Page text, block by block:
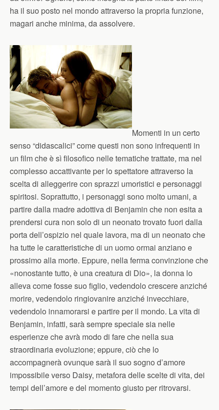
ha il suo posto nel mondo attraverso la propria funzione,
magari anche minima, da assolvere.
Momenti in un certo
senso “didascalici” come questi non sono infrequenti in
un film che è sì filosofico nelle tematiche trattate, ma nel
complesso accattivante per lo spettatore attraverso la
scelta di alleggerire con sprazzi umoristici e personaggi
spiritosi. Soprattutto, i personaggi sono molto umani, a
partire dalla madre adottiva di Benjamin che non esita a
prendersi cura non solo di un neonato trovato fuori dalla
porta dell’ospizio nel quale lavora, ma di un neonato che
ha tutte le caratteristiche di un uomo ormai anziano e
prossimo alla morte. Eppure, nella ferma convinzione che
«nonostante tutto, è una creatura di Dio», la donna lo
alleva come fosse suo figlio, vedendolo crescere anziché
morire, vedendolo ringiovanire anziché invecchiare,
vedendolo innamorarsi e partire per il mondo. La vita di
Benjamin, infatti, sarà sempre speciale sia nelle
esperienze che avrà modo di fare che nella sua
straordinaria evoluzione; eppure, ciò che lo
accompagnerà ovunque sarà il suo sogno d’amore
impossibile verso Daisy, metafora delle scelte di vita, dei
tempi dell’amore e del momento giusto per ritrovarsi.